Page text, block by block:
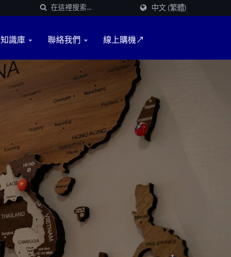
中文 (繁體)
知識庫 聯絡我們 線上購機↗